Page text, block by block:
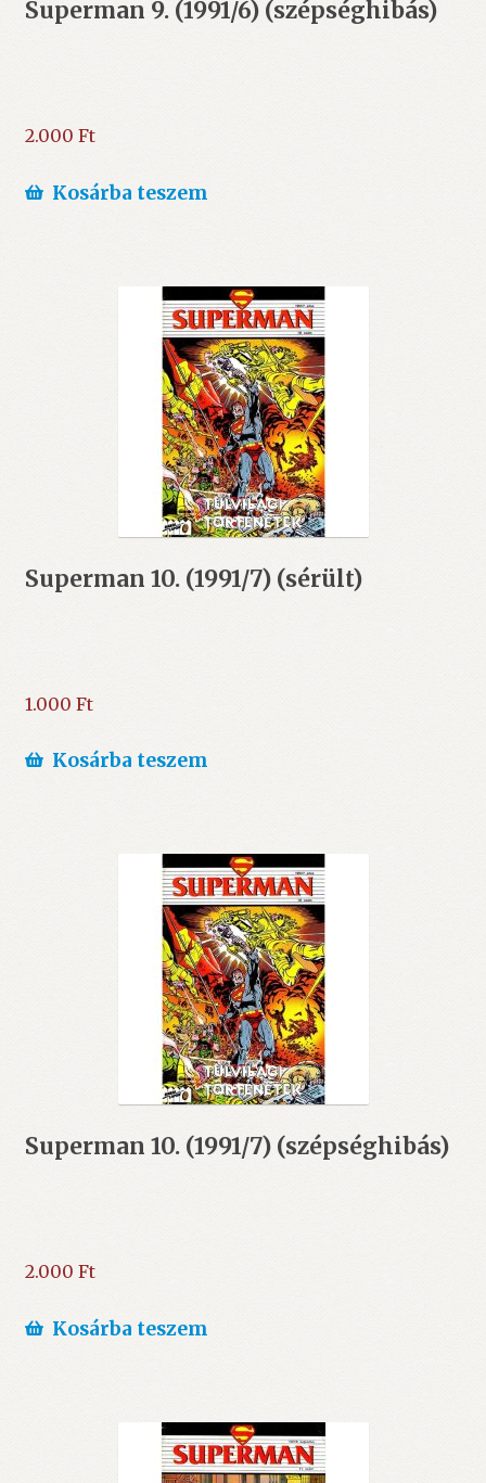
Superman 9. (1991/6) (szépséghibás)
2.000 Ft
Kosárba teszem
Superman 10. (1991/7) (sérült)
1.000 Ft
Kosárba teszem
Superman 10. (1991/7) (szépséghibás)
2.000 Ft
Kosárba teszem